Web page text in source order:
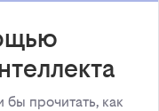
прочитать, как